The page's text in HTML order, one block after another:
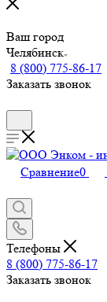
Ваш город
Челябинск
8 (800) 775-86-17
Заказать звонок
Сравнение0
Телефоны
8 (800) 775-86-17
Заказать звонок